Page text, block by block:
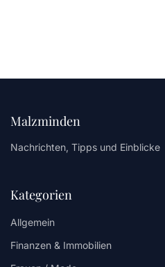
Malzminden
Nachrichten, Tipps und Einblicke
Kategorien
Allgemein
Finanzen & Immobilien